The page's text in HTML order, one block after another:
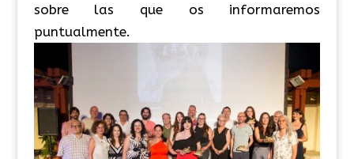
sobre las que os informaremos
puntualmente.